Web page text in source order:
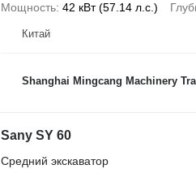
Мощность 42 кВт (57.14 л.с.)
Китай
Shanghai Mingcang Machinery
Sany SY 60
Средний экскаватор